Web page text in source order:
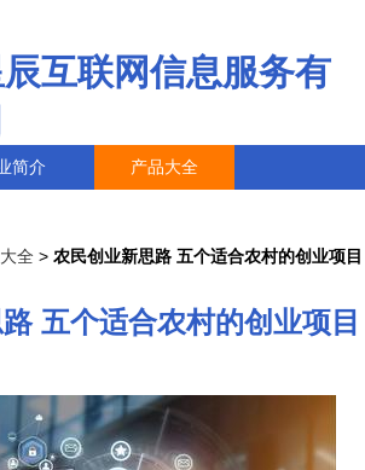
互联网信息服务有
简介 产品大全
全 > 农民创业新思路 五个适合农村的创业项目
五个适合农村的创业项目